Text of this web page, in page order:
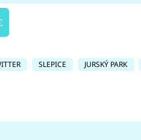
SLEPICE JURSKÝ PARK